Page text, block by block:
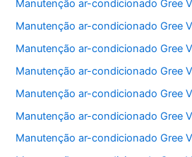
Manutenção ar-condicionado Gree
Manutenção ar-condicionado Gree
Manutenção ar-condicionado Gree
Manutenção ar-condicionado Gree
Manutenção ar-condicionado Gree
Manutenção ar-condicionado Gree
Manutenção ar-condicionado Gree